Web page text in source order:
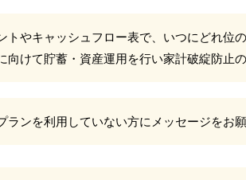
トやキャッシュフロー表で、いつにどれ位
向けて貯蓄・資産運用を行い家計破綻防止の
ランを利用していない方にメッセージをお願